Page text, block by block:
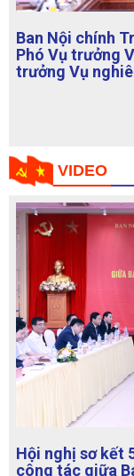
Ban Nội chính
Phó Vụ trưởng
trưởng Vụ
Hội nghị sơ kết
công tác giữa